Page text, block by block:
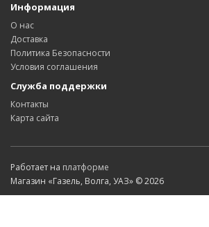
Информация
О нас
Доставка
Политика Безопасности
Условия соглашения
Служба поддержки
Контакты
Карта сайта
Работает на платформе
Магазин «Газель, Волга, УАЗ» © 2026